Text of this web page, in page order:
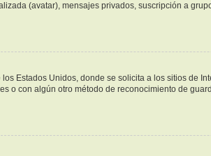
(avatar), mensajes privados, suscripción a
Estados Unidos, donde se solicita a los sitios de
o con algún otro método de reconocimiento de